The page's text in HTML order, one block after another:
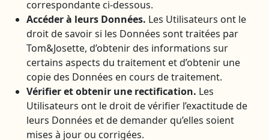
correspondante ci-dessous.
Accéder à leurs Données. Les Utilisateurs ont le
droit de savoir si les Données sont traitées par
Tom&Josette, d’obtenir des informations sur
certains aspects du traitement et d’obtenir une
copie des Données en cours de traitement.
Vérifier et obtenir une rectification. Les
Utilisateurs ont le droit de vérifier l’exactitude de
leurs Données et de demander qu’elles soient
mises à jour ou corrigées.